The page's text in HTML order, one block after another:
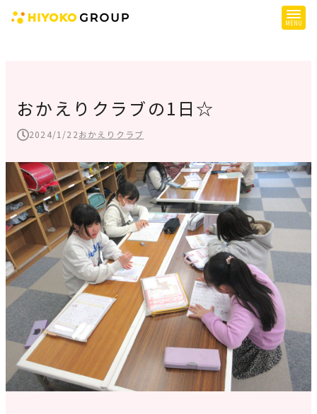
提供サービス
子育て支援
障がい児支援
障がい者支援
施設一覧
会社概要
お知らせ
採用情報
施設空き状況はこちら
見学申込・お問合せ
おかえりクラブの1日☆
2024/1/22おかえりクラブ